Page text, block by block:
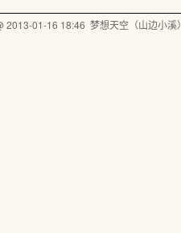
2013-01-16 18:46 梦想天空（山边小溪）